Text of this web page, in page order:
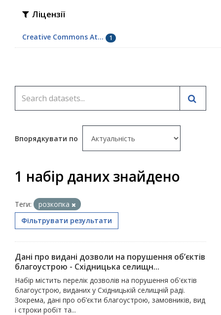
Ліцензії
Creative Commons At... 1
Впорядкувати по
1 набір даних знайдено
Теги:
розкопка
Фільтрувати результати
Дані про видані дозволи на порушення об’єктів
благоустрою - Східницька селищн...
Набір містить перелік дозволів на порушення об'єктів
благоустрою, виданих у Східницькій селищній раді.
Зокрема, дані про об’єкти благоустрою, замовників, вид
і строки робіт та...